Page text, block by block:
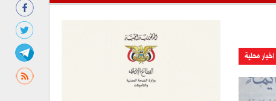
اخبار محلية